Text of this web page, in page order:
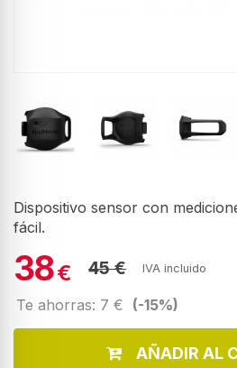
Dispositivo sensor con
fácil.
38€ 45 € IVA incluido
Te ahorras: 7 € (-15%)
AÑADIR AL